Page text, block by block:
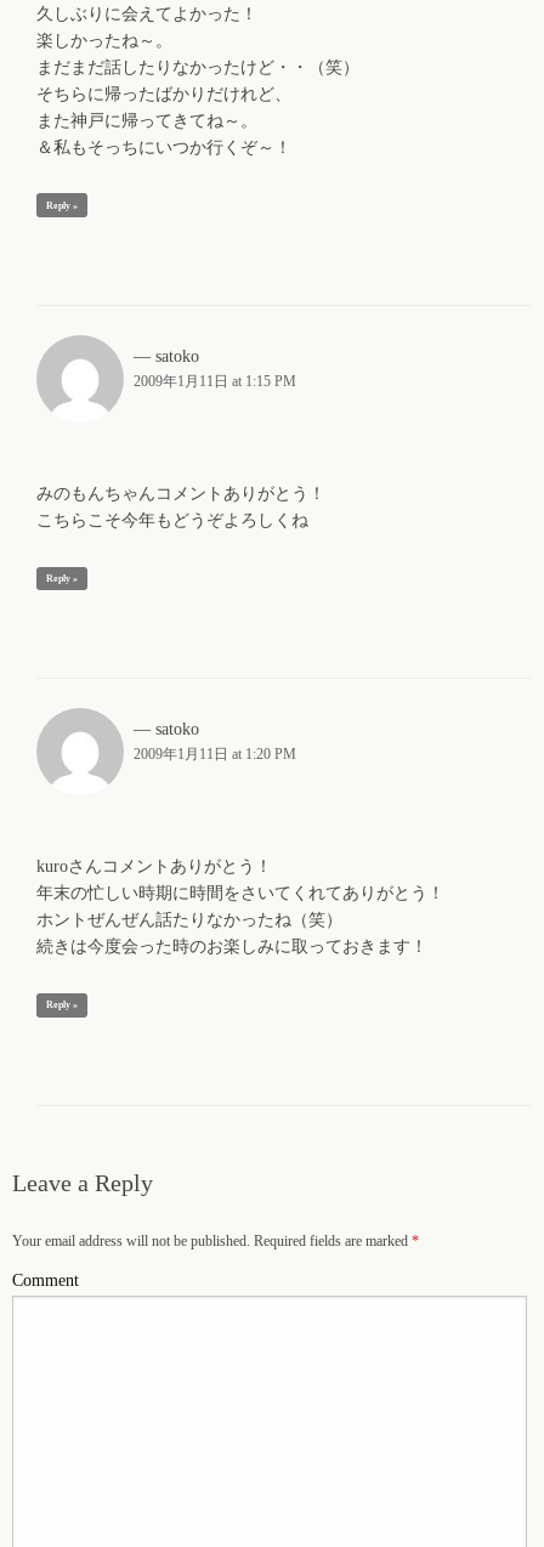
久しぶりに会えてよかった！
楽しかったね～。
まだまだ話したりなかったけど・・（笑）
そちらに帰ったばかりだけれど、
また神戸に帰ってきてね～。
＆私もそっちにいつか行くぞ～！
Reply »
satoko
2009年1月11日 at 1:15 PM
みのもんちゃんコメントありがとう！
こちらこそ今年もどうぞよろしくね
Reply »
satoko
2009年1月11日 at 1:20 PM
kuroさんコメントありがとう！
年末の忙しい時期に時間をさいてくれてありがとう！
ホントぜんぜん話たりなかったね（笑）
続きは今度会った時のお楽しみに取っておきます！
Reply »
Leave a Reply
Your email address will not be published. Required fields are marked *
Comment